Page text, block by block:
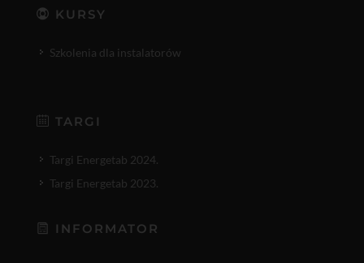
KURSY
Szkolenia dla instalatorów
TARGI
Targi Energetab 2024.
Targi Energetab 2023.
INFORMATOR